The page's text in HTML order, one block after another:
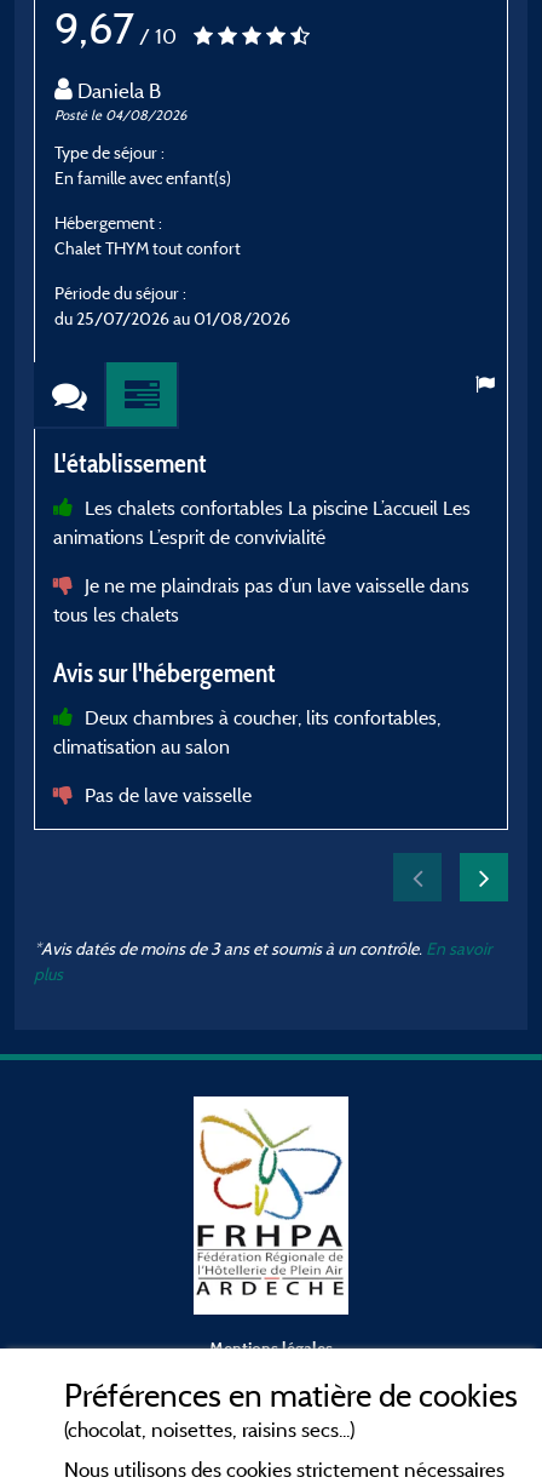
9,67 / 10
Daniela B
Posté le 04/08/2026
Type de séjour :
En famille avec enfant(s)
Hébergement :
Chalet THYM tout confort
Période du séjour :
du 25/07/2026 au 01/08/2026
L'établissement
Les chalets confortables La piscine L’accueil Les
animations L’esprit de convivialité
Je ne me plaindrais pas d’un lave vaisselle dans
tous les chalets
Avis sur l'hébergement
Deux chambres à coucher, lits confortables,
climatisation au salon
Pas de lave vaisselle
*Avis datés de moins de 3 ans et soumis à un contrôle. En savoir
plus
Mentions légales
Préférences en matière de cookies
(chocolat, noisettes, raisins secs...)
Nous utilisons des cookies strictement nécessaires